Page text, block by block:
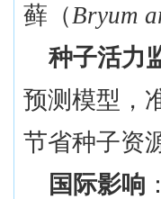
藓（ Bryum
种子活力
预测模型，
节省种子资
国际影响 ：